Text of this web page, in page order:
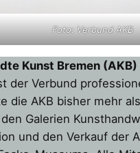
Foto: Verbund AKB
Kunst Bremen (AKB)
der Verbund
die AKB bisher mehr
Galerien
und den Verkauf der